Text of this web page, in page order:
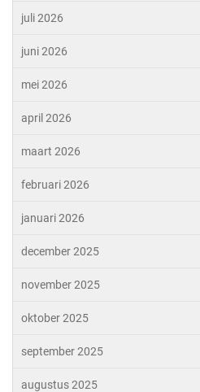
juli 2026
juni 2026
mei 2026
april 2026
maart 2026
februari 2026
januari 2026
december 2025
november 2025
oktober 2025
september 2025
augustus 2025